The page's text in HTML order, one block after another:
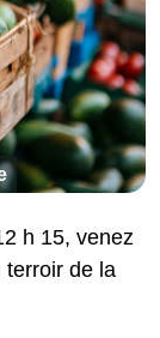
h 15, venez
terroir de la